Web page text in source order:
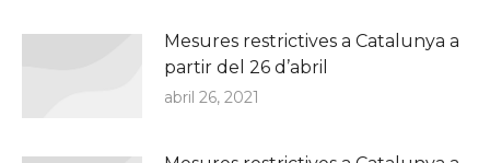
Mesures restrictives a Catalunya a
partir del 26 d’abril
abril 26, 2021